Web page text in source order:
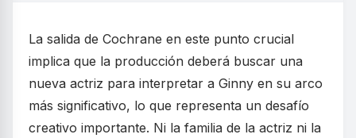
La salida de Cochrane en este punto crucial
implica que la producción deberá buscar una
nueva actriz para interpretar a Ginny en su arco
más significativo, lo que representa un desafío
creativo importante. Ni la familia de la actriz ni la